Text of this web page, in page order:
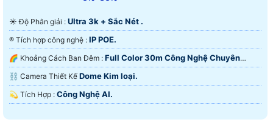
☀️ Độ Phân giải : Ultra 3k + Sắc Nét .
®️ Tích hợp công nghệ : IP POE.
🌈 Khoảng Cách Ban Đêm : Full Color 30m Công Nghệ Chuyên
Dụng.⛓ Camera Thiết Kế Dome Kim loại.
️💫 Tích Hợp : Công Nghệ AI.